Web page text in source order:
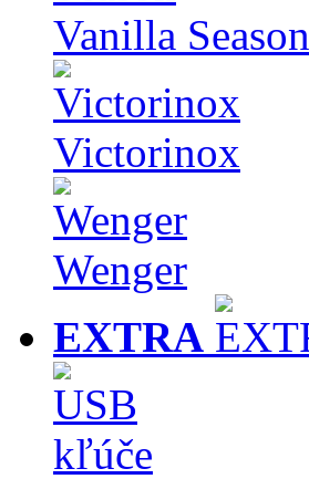
Vanilla Season
Victorinox
Wenger
EXTRA